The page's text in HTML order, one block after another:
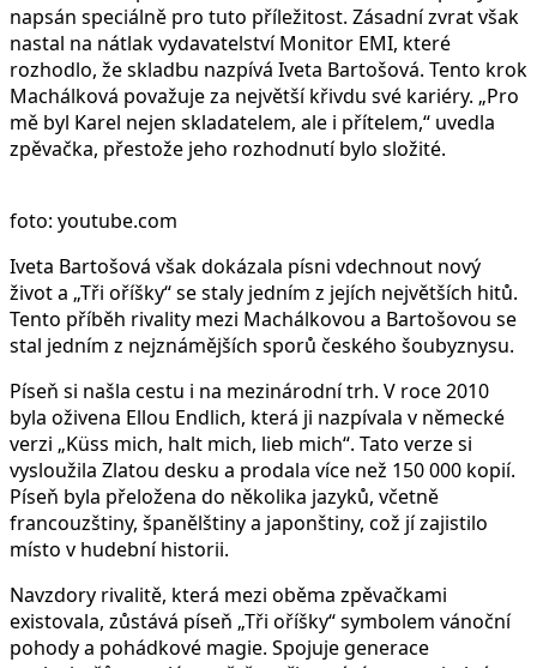
napsán speciálně pro tuto příležitost. Zásadní zvrat však
nastal na nátlak vydavatelství Monitor EMI, které
rozhodlo, že skladbu nazpívá Iveta Bartošová. Tento krok
Machálková považuje za největší křivdu své kariéry. „Pro
mě byl Karel nejen skladatelem, ale i přítelem,“ uvedla
zpěvačka, přestože jeho rozhodnutí bylo složité.
foto: youtube.com
Iveta Bartošová však dokázala písni vdechnout nový
život a „Tři oříšky“ se staly jedním z jejích největších hitů.
Tento příběh rivality mezi Machálkovou a Bartošovou se
stal jedním z nejznámějších sporů českého šoubyznysu.
Píseň si našla cestu i na mezinárodní trh. V roce 2010
byla oživena Ellou Endlich, která ji nazpívala v německé
verzi „Küss mich, halt mich, lieb mich“. Tato verze si
vysloužila Zlatou desku a prodala více než 150 000 kopií.
Píseň byla přeložena do několika jazyků, včetně
francouzštiny, španělštiny a japonštiny, což jí zajistilo
místo v hudební historii.
Navzdory rivalitě, která mezi oběma zpěvačkami
existovala, zůstává píseň „Tři oříšky“ symbolem vánoční
pohody a pohádkové magie. Spojuje generace